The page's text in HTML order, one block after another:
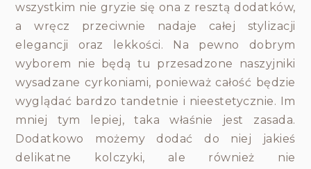
wszystkim nie gryzie się ona z resztą dodatków,
a wręcz przeciwnie nadaje całej stylizacji
elegancji oraz lekkości. Na pewno dobrym
wyborem nie będą tu przesadzone naszyjniki
wysadzane cyrkoniami, ponieważ całość będzie
wyglądać bardzo tandetnie i nieestetycznie. Im
mniej tym lepiej, taka właśnie jest zasada.
Dodatkowo możemy dodać do niej jakieś
delikatne kolczyki, ale również nie